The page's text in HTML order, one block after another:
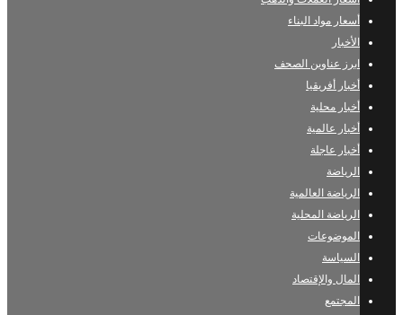
أسعار مواد البناء
الأخبار
ابرز عناوين الصحف
أخبار أفريقيا
أخبار محلية
أخبار عالمية
أخبار عاجلة
الرياضة
الرياضة العالمية
الرياضة المحلية
الموضوعات
السياسة
المال والإقتصاد
المجتمع